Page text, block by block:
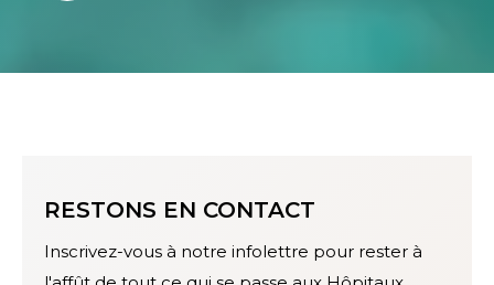
RESTONS EN CONTACT
Inscrivez-vous à notre infolettre pour rester à